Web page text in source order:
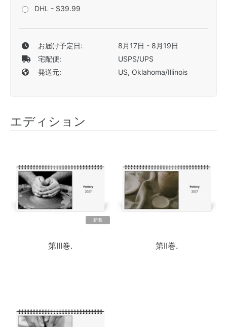
DHL - $39.99
お届け予定日:
8月17日 - 8月19日
宅配便:
USPS/UPS
発送元:
US, Oklahoma/Illinois
エディション
新着
第III巻. 第II巻.